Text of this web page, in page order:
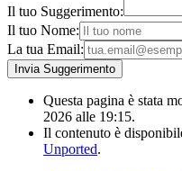
Il tuo Suggerimento:
Il tuo Nome:
La tua Email:
Questa pagina è stata
2026 alle 19:15.
Il contenuto è
Unported.